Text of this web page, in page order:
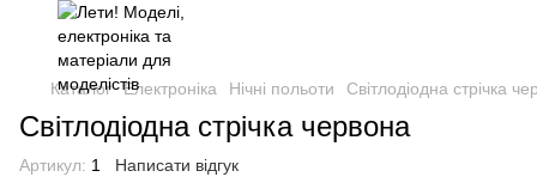
Каталог Електроніка Нічні польоти Світлодіодна стрічка
Світлодіодна стрічка червона
Артикул: 1 Написати відгук